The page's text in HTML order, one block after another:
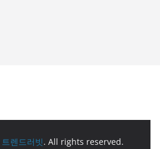
트렌드러빗. All rights reserved.